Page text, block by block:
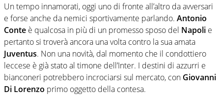
Un tempo innamorati, oggi uno di fronte all’altro da avversari
e forse anche da nemici sportivamente parlando. Antonio
Conte è qualcosa in più di un promesso sposo del Napoli e
pertanto si troverà ancora una volta contro la sua amata
Juventus. Non una novità, dal momento che il condottiero
leccese è già stato al timone dell’Inter. I destini di azzurri e
bianconeri potrebbero incrociarsi sul mercato, con Giovanni
Di Lorenzo primo oggetto della contesa.